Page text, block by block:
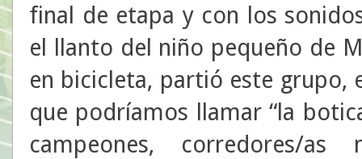
final de etapa y con los
el llanto del niño pequeño de
en bicicleta, partió este grupo,
que podríamos llamar “la
campeones, corredores/as